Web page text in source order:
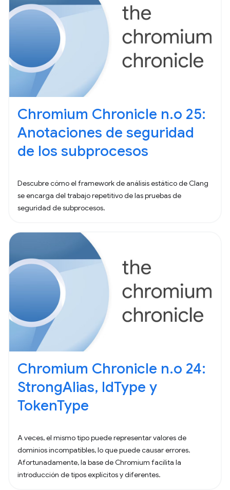
Chromium Chronicle n.o 25:
Anotaciones de seguridad
de los subprocesos
Descubre cómo el framework de análisis estático de Clang
se encarga del trabajo repetitivo de las pruebas de
seguridad de subprocesos.
Chromium Chronicle n.o 24:
StrongAlias, IdType y
TokenType
A veces, el mismo tipo puede representar valores de
dominios incompatibles, lo que puede causar errores.
Afortunadamente, la base de Chromium facilita la
introducción de tipos explícitos y diferentes.